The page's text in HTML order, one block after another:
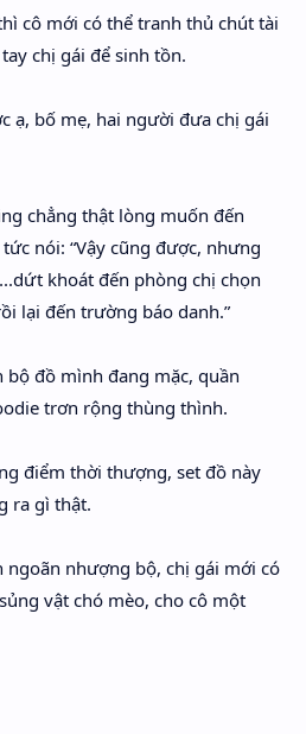
cô mới có thể tranh thủ chút tài
chị gái để sinh tồn.
ạ, bố mẹ, hai người đưa chị gái
chẳng thật lòng muốn đến
nói: “Vậy cũng được, nhưng
khoát đến phòng chị chọn
lại đến trường báo danh.”
bộ đồ mình đang mặc, quần
trơn rộng thùng thình.
điểm thời thượng, set đồ này
ra gì thật.
ngoãn nhượng bộ, chị gái mới có
vật chó mèo, cho cô một